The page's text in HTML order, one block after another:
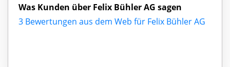
Was Kunden über Felix Bühler AG sagen
3 Bewertungen aus dem Web für Felix Bühler AG